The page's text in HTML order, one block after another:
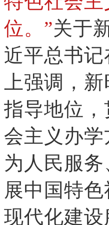
位。”关于
近平总书
上强调，
指导地位
会主义办
为人民服
展中国特
现代化建